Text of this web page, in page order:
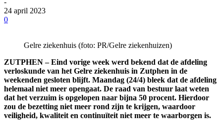
24 april 2023
0
Gelre ziekenhuis (foto: PR/Gelre ziekenhuizen)
ZUTPHEN – Eind vorige week werd bekend dat de afdeling
verloskunde van het Gelre ziekenhuis in Zutphen in de
weekenden gesloten blijft. Maandag (24/4) bleek dat de afdeling
helemaal niet meer opengaat. De raad van bestuur laat weten
dat het verzuim is opgelopen naar bijna 50 procent. Hierdoor
zou de bezetting niet meer rond zijn te krijgen, waardoor
veiligheid, kwaliteit en continuïteit niet meer te waarborgen is.